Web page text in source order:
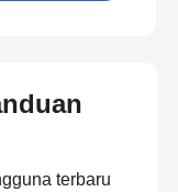
terbaru